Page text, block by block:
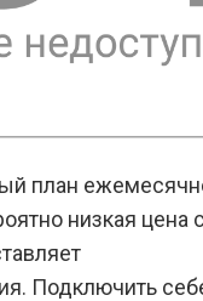
план
низкая цена
Подключить